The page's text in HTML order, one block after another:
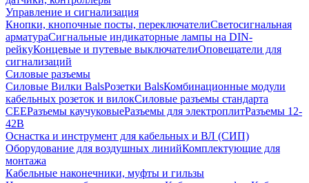
Управление и сигнализация
Кнопки, кнопочные посты, переключателиСветосигнальная
арматураСигнальные индикаторные лампы на DIN-
рейкуКонцевые и путевые выключателиОповещатели для
сигнализаций
Силовые разъемы
Силовые Вилки BalsРозетки BalsКомбинационные модули
кабельных розеток и вилокСиловые разъемы стандарта
CEEРазъемы каучуковыеРазъемы для электроплитРазъемы 12-
42В
Оснастка и инструмент для кабельных и ВЛ (СИП)
Оборудование для воздушных линийКомплектующие для
монтажа
Кабельные наконечники, муфты и гильзы